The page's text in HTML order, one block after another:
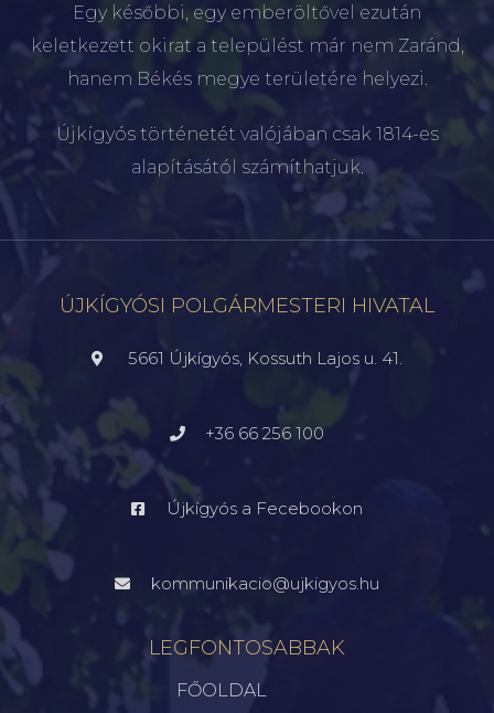
Egy későbbi, egy emberöltővel ezután
keletkezett okirat a települést már nem Zaránd,
hanem Békés megye területére helyezi.
Újkígyós történetét valójában csak 1814-es
alapításától számíthatjuk.
ÚJKÍGYÓSI POLGÁRMESTERI HIVATAL
5661 Újkígyós, Kossuth Lajos u. 41.
+36 66 256 100
Újkígyós a Fecebookon
kommunikacio@ujkigyos.hu
LEGFONTOSABBAK
FŐOLDAL